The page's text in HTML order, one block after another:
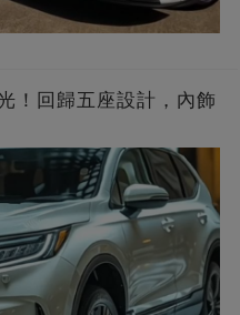
！回歸五座設計，內飾